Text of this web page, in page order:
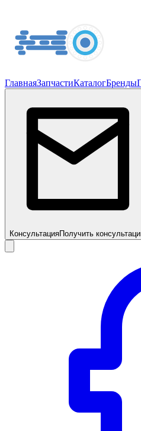
ГлавнаяЗапчастиКаталогБренды
КонсультацияПолучить